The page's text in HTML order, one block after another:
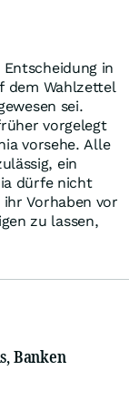
in
dem Wahlzettel
sei.
vorgelegt
vorsehe. Alle
ein
dürfe nicht
Vorhaben vor
zu lassen,
Banken